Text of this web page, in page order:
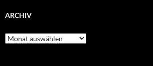
ARCHIV
Archiv